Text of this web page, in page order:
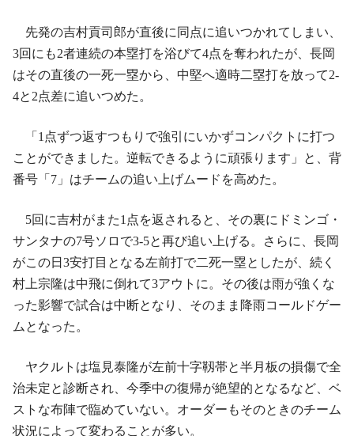
先発の吉村貢司郎が直後に同点に追いつかれてしまい、
3回にも2者連続の本塁打を浴びて4点を奪われたが、長岡
はその直後の一死一塁から、中堅へ適時二塁打を放って2‐
4と2点差に追いつめた。
「1点ずつ返すつもりで強引にいかずコンパクトに打つ
ことができました。逆転できるように頑張ります」と、背
番号「7」はチームの追い上げムードを高めた。
5回に吉村がまた1点を返されると、その裏にドミンゴ・
サンタナの7号ソロで3‐5と再び追い上げる。さらに、長岡
がこの日3安打目となる左前打で二死一塁としたが、続く
村上宗隆は中飛に倒れて3アウトに。その後は雨が強くな
った影響で試合は中断となり、そのまま降雨コールドゲー
ムとなった。
ヤクルトは塩見泰隆が左前十字靱帯と半月板の損傷で全
治未定と診断され、今季中の復帰が絶望的となるなど、ベ
ストな布陣で臨めていない。オーダーもそのときのチーム
状況によって変わることが多い。